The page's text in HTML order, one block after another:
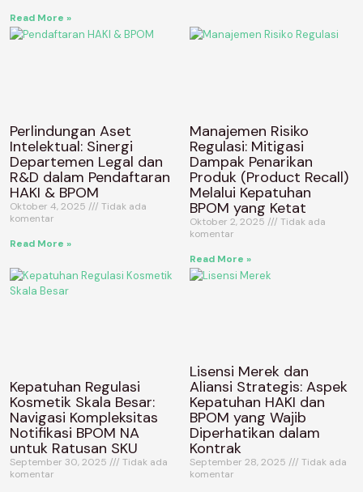
Read More »
Perlindungan Aset
Intelektual: Sinergi
Departemen Legal dan
R&D dalam Pendaftaran
HAKI & BPOM
Oktober 4, 2025
Tidak ada
komentar
Read More »
Manajemen Risiko
Regulasi: Mitigasi
Dampak Penarikan
Produk (Product Recall)
Melalui Kepatuhan
BPOM yang Ketat
Oktober 2, 2025
Tidak ada
komentar
Read More »
Kepatuhan Regulasi
Kosmetik Skala Besar:
Navigasi Kompleksitas
Notifikasi BPOM NA
untuk Ratusan SKU
September 30, 2025
Tidak ada
komentar
Lisensi Merek dan
Aliansi Strategis: Aspek
Kepatuhan HAKI dan
BPOM yang Wajib
Diperhatikan dalam
Kontrak
September 28, 2025
Tidak ada
komentar